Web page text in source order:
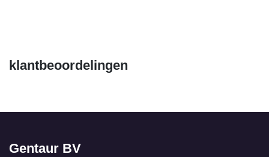
klantbeoordelingen
Gentaur BV